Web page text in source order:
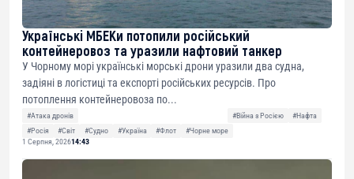
Українські МБЕКи потопили російський
контейнеровоз та уразили нафтовий танкер
У Чорному морі українські морські дрони уразили два судна,
задіяні в логістиці та експорті російських ресурсів. Про
потоплення контейнеровоза по...
#Атака дронів #Війна з Росією
#Нафта
#Росія
#Світ #Судно #Україна #Флот
#Чорне море
1 Серпня, 202614:43